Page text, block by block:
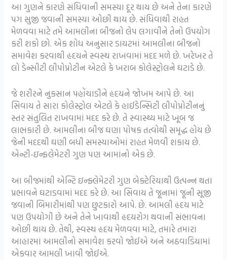
આ ગુણને કારણે સંધિવાની સમસ્યા દૂર થાય છે અને તેના કારણે
પગ સુજી જવાની સમસ્યા ઓછી થાય છે. સંધિવાથી રાહત
મેળવવા માટે તમે આમલીના બીજનો લેપ લગાવીને તેનો ઉપયોગ
કરી શકો છો. એક શોધ અનુસાર ડાયટમાં આમલીના બીજનો
સમાવેશ કરવાથી હૃદયને સ્વસ્થ રાખવામાં મદદ મળે છે. ખરેખર તે
લો ડેન્સીટી લીપોપ્રોટીન એટલે કે ખરાબ કોલેસ્ટ્રોલને ઘટાડે છે.
જે શરીરને નુકસાન પહોંચાડીને હૃદયને જોખમ આપે છે. આ
સિવાય તે સારા કોલેસ્ટ્રોલ એટલે કે હાઈડેન્સિટી લીપોપ્રોટીનનું
સ્તર સંતુલિત રાખવામાં મદદ કરે છે. તે સ્વાસ્થ્ય માટે ખૂબ જ
લાભકારી છે. આમલીના બીજ ઘણા પોષક તત્વોથી સમૃદ્ધ હોય છે
જેની મદદથી ઘણી બધી સમસ્યાઓમાં રાહત મેળવી શકાય છે.
એન્ટી-ઇન્ફલેમેટરી ગુણ પણ આમાંનો એક છે.
આ બીજમાંથી એન્ટિ ઇન્ફ્લેમેટરી ગુણ બેક્ટેરિયાથી ઉત્પન્ન થતા
પ્રભાવને ઘટાડવામાં મદદ કરે છે. આ સિવાય તે જૂનામાં જૂની સૂજી
જવાની બિમારીમાંથી પણ છુટકારો આપે. છે. આમલી હૃદય માટે
પણ ઉપયોગી છે અને તેને ખાવાથી હૃદયરોગ થવાની સંભાવના
ઓછી થાય છે. તેથી, સ્વસ્થ હૃદય મેળવવા માટે, તમારે તમારા
આહારમાં આમલીનો સમાવેશ કરવો જોઈએ અને અઠવાડિયામાં
એકવાર આમલી ખાવી જોઈએ.